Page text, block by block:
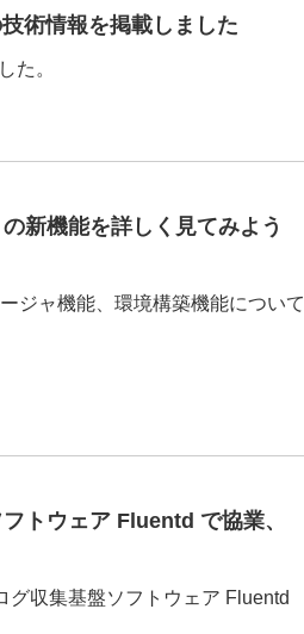
術情報を掲載しました
た。
新機能を詳しく見てみよう
ジャ機能、環境構築機能について
トウェア Fluentd で協業、
グ収集基盤ソフトウェア Fluentd